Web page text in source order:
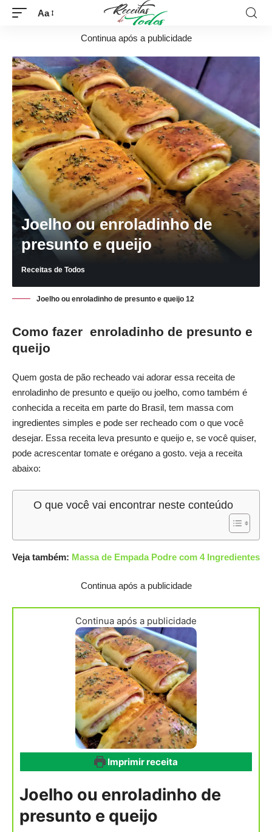
Aa
Continua após a publicidade
Joelho ou enroladinho de
presunto e queijo
Receitas de Todos
Joelho ou enroladinho de presunto e queijo 12
Como fazer enroladinho de presunto e
queijo
Quem gosta de pão recheado vai adorar essa receita de
enroladinho de presunto e queijo ou joelho, como também é
conhecida a receita em parte do Brasil, tem massa com
ingredientes simples e pode ser recheado com o que você
desejar. Essa receita leva presunto e queijo e, se você quiser,
pode acrescentar tomate e orégano a gosto. veja a receita
abaixo:
O que você vai encontrar neste conteúdo
Veja também: Massa de Empada Podre com 4 Ingredientes
Continua após a publicidade
Continua após a publicidade
Imprimir receita
Joelho ou enroladinho de
presunto e queijo